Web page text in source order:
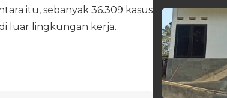
itu, sebanyak 36.309 kasus
luar lingkungan kerja.